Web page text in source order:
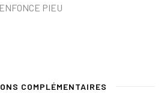
PIEU
COMPLÉMENTAIRES